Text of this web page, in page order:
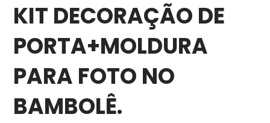
KIT DECORAÇÃO DE
PORTA+MOLDURA
PARA FOTO NO
BAMBOLÊ.